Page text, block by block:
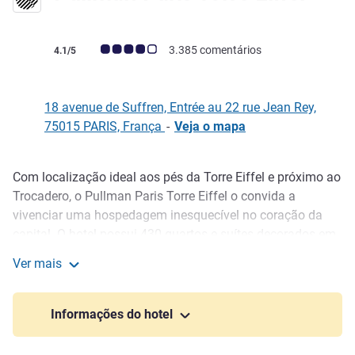
Classificação clientes Avis (Classificação ALL)
4.1/5 3.385 comentários
18 avenue de Suffren, Entrée au 22 rue Jean Rey,
75015 PARIS, França - Veja o mapa
Descrição
Com localização ideal aos pés da Torre Eiffel e próximo ao
Trocadero, o Pullman Paris Torre Eiffel o convida a
vivenciar uma hospedagem inesquecível no coração da
uma vista de tirar o fôlego para a Torre Eiffel ou jardins.
Todos os quartos são equipados com TV de tela plana
com filmes gratuitos e WIFI de alta velocidade.
Ver mais
Informações do hotel